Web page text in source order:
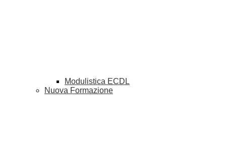
Modulistica ECDL
Nuova Formazione